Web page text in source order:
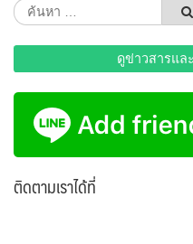
ค้นหา
สำหรับ:
ดูข่าวสารแล
ติดตามเราได้ที่